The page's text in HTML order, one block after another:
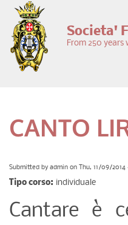
Skip to main content
Societa'
From 250 years
CANTO
Submitted by admin on Thu, 11/09/2014
Tipo corso: individuale
Cantare è